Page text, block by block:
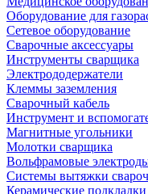
Оборудование для
Сетевое оборудование
Сварочные аксессуары
Инструменты сварщика
Электрододержатели
Клеммы заземления
Сварочный кабель
Инструмент и
Магнитные угольники
Молотки сварщика
Вольфрамовые
Системы вытяжки
Керамические подкладки